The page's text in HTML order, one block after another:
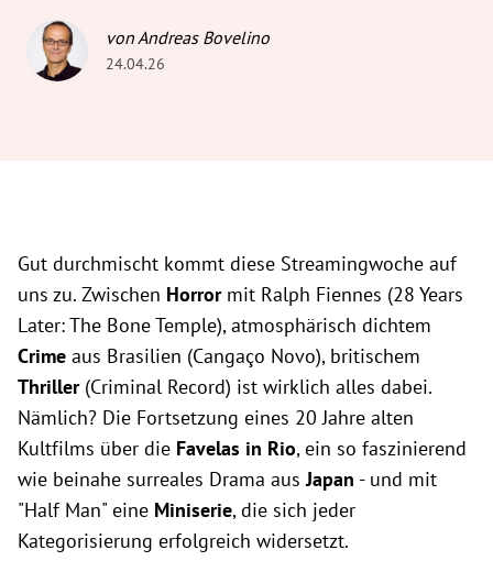
von Andreas Bovelino
24.04.26
Gut durchmischt kommt diese Streamingwoche auf
uns zu. Zwischen Horrormit Ralph Fiennes (28 Years
Later: The Bone Temple), atmosphärisch dichtem
Crime aus Brasilien (Cangaço Novo), britischem
Thriller(Criminal Record) ist wirklich alles dabei.
Nämlich? Die Fortsetzung eines 20 Jahre alten
Kultfilms über die Favelas in Rio, ein so faszinierend
wie beinahe surreales Drama ausJapan - und mit
"Half Man" eine Miniserie, die sich jeder
Kategorisierung erfolgreich widersetzt.